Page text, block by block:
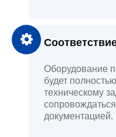
Оборудование
будет
техническому
документацией.